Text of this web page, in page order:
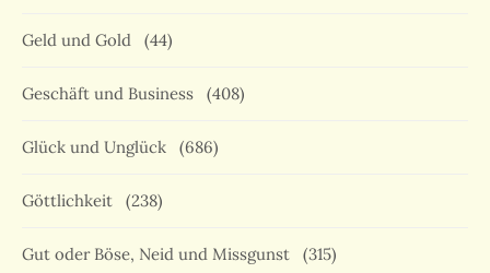
Geld und Gold (44)
Geschäft und Business (408)
Glück und Unglück (686)
Göttlichkeit (238)
Gut oder Böse, Neid und Missgunst (315)